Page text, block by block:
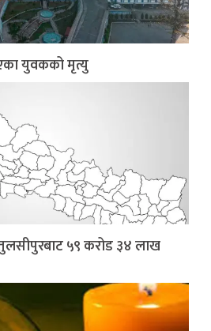
युवकको मृत्यु
५९ करोड ३४ लाख